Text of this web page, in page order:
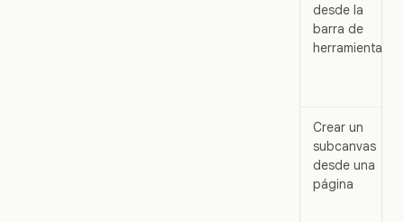
desde la
barra de
herramientas
Crear un
subcanvas
desde una
página